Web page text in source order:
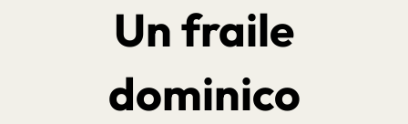
Un fraile
dominico